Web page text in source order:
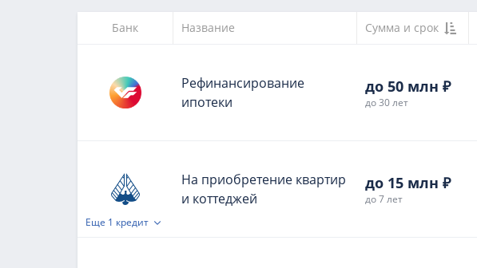
Банк Название Сумма и срок
Рефинансирование
ипотеки
до 50 млн ₽
до 30 лет
На приобретение квартир
и коттеджей
до 15 млн ₽
до 7 лет
Еще 1 кредит